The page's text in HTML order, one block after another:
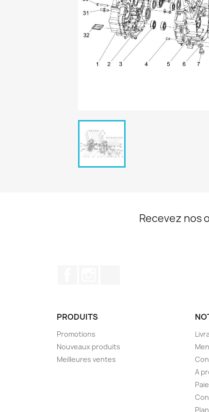
Recevez nos
PRODUITS
Promotions
Nouveaux produits
Meilleures ventes
A